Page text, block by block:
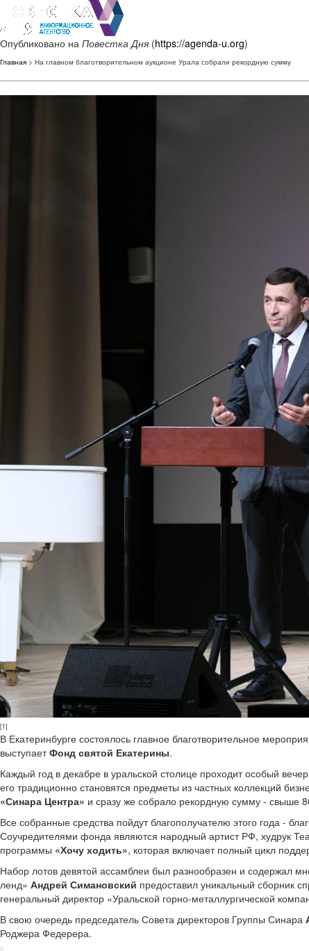
Опубликовано на Повестка Дня (https://agenda-u.org)
Главная > На главном благотворительном аукционе Урала собрали рекордную сумму
[1]
В Екатеринбурге состоялось главное благотворительное
выступаетФонд святой Екатерины.
Каждый год в декабре в уральской столице проходит особый
его традиционно становятся предметы из частных коллекций
«Синара Центра» и сразу же собрало рекордную сумму - свыше
Все собранные средства пойдут благополучателю этого года -
Соучредителями фонда являются народный артист РФ, худрук
программы «Хочу ходить», которая включает полный цикл
Набор лотов девятой ассамблеи был разнообразен и содержал
ленд» Андрей Симановский предоставил уникальный сборник
генеральный директор «Уральской горно-металлургической
В свою очередь председатель Совета директоров Группы Синара
Роджера Федерера.